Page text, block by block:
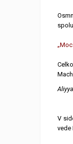
V
vede